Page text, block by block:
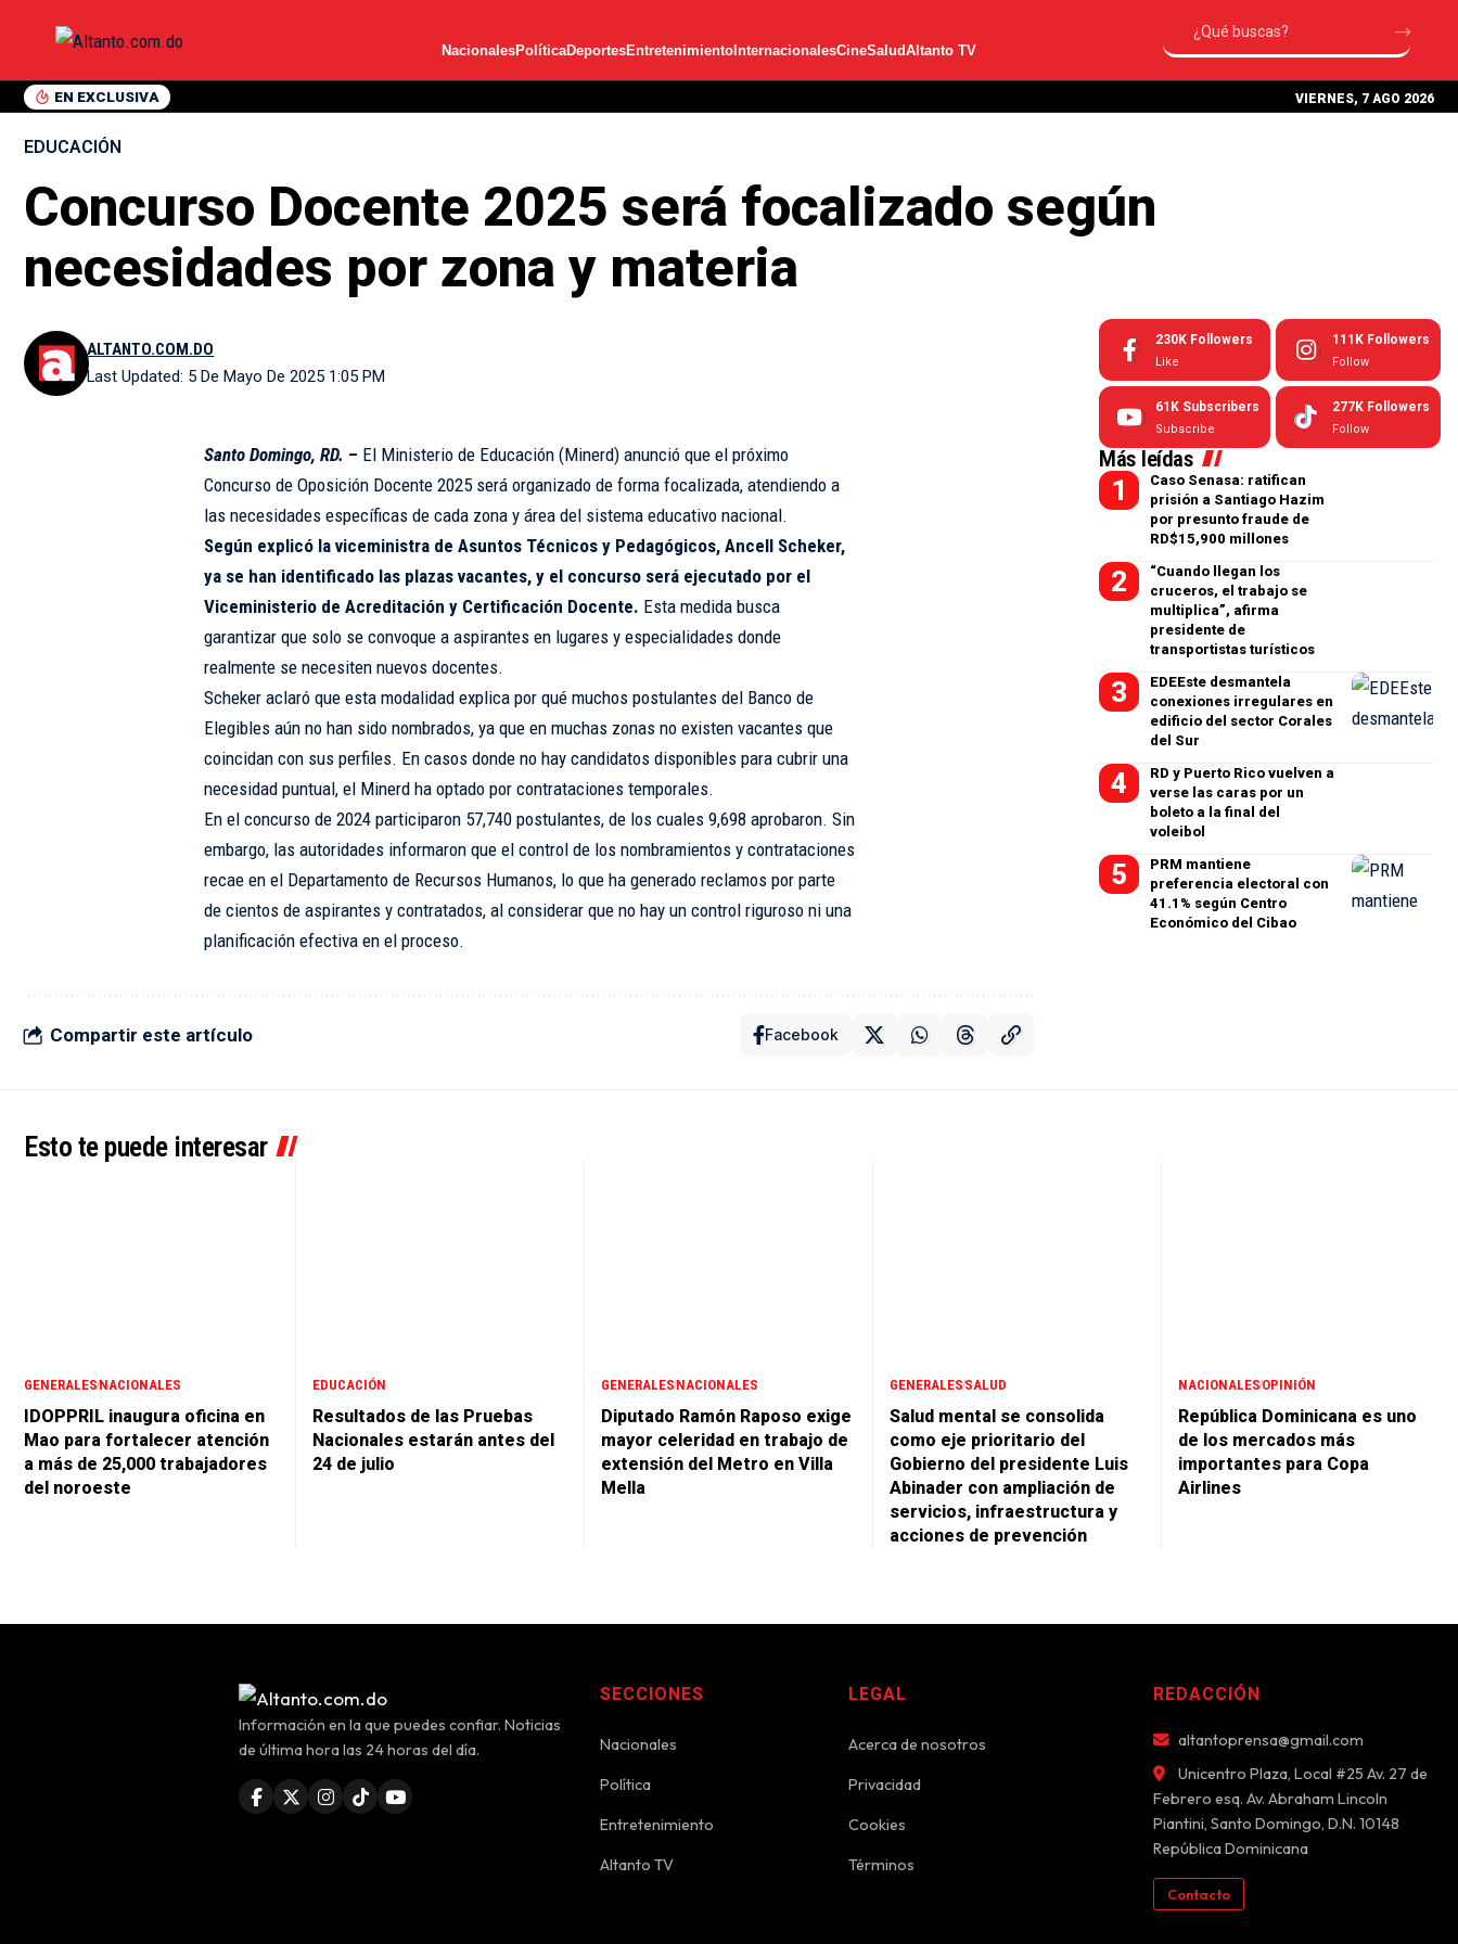
NacionalesPolíticaDeportesEntretenimiento InternacionalesCineSaludAltanto TV
EN EXCLUSIVA VIERNES, 7 AGO 2026
EDUCACIÓN
Concurso Docente 2025 será focalizado según
necesidades por zona y materia
Last Updated: 5 De Mayo De 2025 1:05 PM
ALTANTO.COM.DO
Santo Domingo, RD. – El Ministerio de Educación (Minerd) anunció que el próximo
Concurso de Oposición Docente 2025 será organizado de forma focalizada, atendiendo a
las necesidades específicas de cada zona y área del sistema educativo nacional.
Según explicó la viceministra de Asuntos Técnicos y Pedagógicos, Ancell Scheker,
ya se han identificado las plazas vacantes, y el concurso será ejecutado por el
Viceministerio de Acreditación y Certificación Docente. Esta medida busca
garantizar que solo se convoque a aspirantes en lugares y especialidades donde
realmente se necesiten nuevos docentes.
Scheker aclaró que esta modalidad explica por qué muchos postulantes del Banco de
Elegibles aún no han sido nombrados, ya que en muchas zonas no existen vacantes que
coincidan con sus perfiles. En casos donde no hay candidatos disponibles para cubrir una
necesidad puntual, el Minerd ha optado por contrataciones temporales.
En el concurso de 2024 participaron 57,740 postulantes, de los cuales 9,698 aprobaron. Sin
embargo, las autoridades informaron que el control de los nombramientos y contrataciones
recae en el Departamento de Recursos Humanos, lo que ha generado reclamos por parte
de cientos de aspirantes y contratados, al considerar que no hay un control riguroso ni una
planificación efectiva en el proceso.
Compartir este artículo Facebook
230K Followers
Like
111K Followers
Follow
61K Subscribers
Subscribe
277K Followers
Follow
Más leídas
Caso Senasa: ratifican
prisión a Santiago Hazim
por presunto fraude de
RD$15,900 millones
“Cuando llegan los
cruceros, el trabajo se
multiplica”, afirma
presidente de
transportistas turísticos
EDEEste desmantela
conexiones irregulares en
edificio del sector Corales
del Sur
RD y Puerto Rico vuelven a
verse las caras por un
boleto a la final del
voleibol
PRM mantiene
preferencia electoral con
41.1% según Centro
Económico del Cibao
Esto te puede interesar
GENERALESNACIONALES
IDOPPRIL inaugura oficina en
Mao para fortalecer atención
a más de 25,000 trabajadores
del noroeste
EDUCACIÓN
Resultados de las Pruebas
Nacionales estarán antes del
24 de julio
GENERALESNACIONALES
Diputado Ramón Raposo exige
mayor celeridad en trabajo de
extensión del Metro en Villa
Mella
GENERALESSALUD
Salud mental se consolida
como eje prioritario del
Gobierno del presidente Luis
Abinader con ampliación de
servicios, infraestructura y
acciones de prevención
NACIONALESOPINIÓN
República Dominicana es uno
de los mercados más
importantes para Copa
Airlines
Información en la que puedes confiar. Noticias
de última hora las 24 horas del día.
SECCIONES
Nacionales
Política
Entretenimiento
Altanto TV
LEGAL
Acerca de nosotros
Privacidad
Cookies
Términos
REDACCIÓN
altantoprensa@gmail.com
Unicentro Plaza, Local #25 Av. 27 de
Febrero esq. Av. Abraham Lincoln
Piantini, Santo Domingo, D.N. 10148
República Dominicana
Contacto